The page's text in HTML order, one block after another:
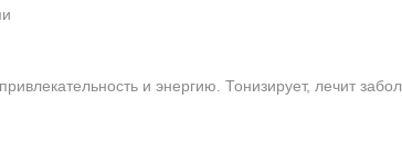
и энергию. Тонизирует, лечит